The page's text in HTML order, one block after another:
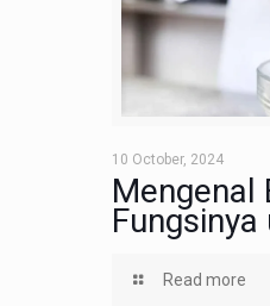
10 October, 2024
Mengenal
Read more